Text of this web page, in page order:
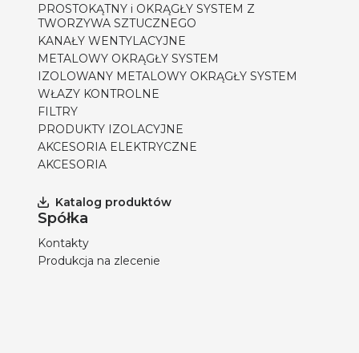
PROSTOKĄTNY i OKRĄGŁY SYSTEM Z
TWORZYWA SZTUCZNEGO
KANAŁY WENTYLACYJNE
METALOWY OKRĄGŁY SYSTEM
IZOLOWANY METALOWY OKRĄGŁY SYSTEM
WŁAZY KONTROLNE
FILTRY
PRODUKTY IZOLACYJNE
AKCESORIA ELEKTRYCZNE
AKCESORIA
Katalog produktów
Spółka
Kontakty
Produkcja na zlecenie